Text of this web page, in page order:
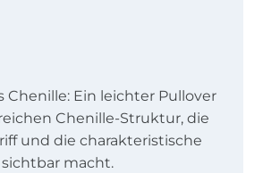
Chenille: Ein leichter Pullover
Chenille-Struktur, die
und die charakteristische
sichtbar macht.